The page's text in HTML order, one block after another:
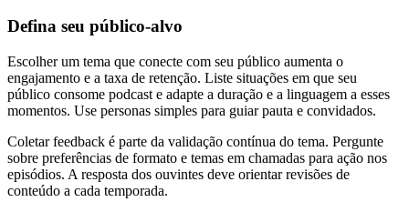
Defina seu público-alvo
Escolher um tema que conecte com seu público aumenta o
engajamento e a taxa de retenção. Liste situações em que seu
público consome podcast e adapte a duração e a linguagem a esses
momentos. Use personas simples para guiar pauta e convidados.
Coletar feedback é parte da validação contínua do tema. Pergunte
sobre preferências de formato e temas em chamadas para ação nos
episódios. A resposta dos ouvintes deve orientar revisões de
conteúdo a cada temporada.